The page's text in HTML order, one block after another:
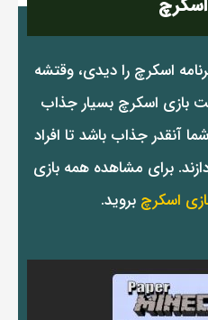
اسکرچ را دیدی، وقتشه
بازی اسکرچ بسیار جذاب
آنقدر جذاب باشد تا افراد
برای مشاهده همه بازی
اسکرچ بروید.